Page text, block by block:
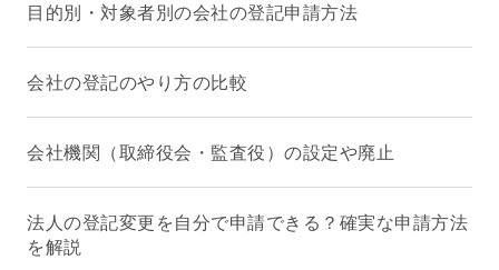
目的別・対象者別の会社の登記申請方法
会社の登記のやり方の比較
会社機関（取締役会・監査役）の設定や廃止
法人の登記変更を自分で申請できる？確実な申請方法
を解説